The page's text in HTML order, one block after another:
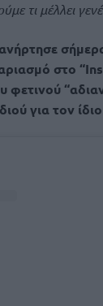
τι μέλλει
ανήρτησε
στο
φετινού
για τον